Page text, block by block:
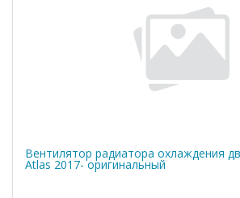
Вентилятор радиатора охлаждения
Atlas 2017- оригинальный